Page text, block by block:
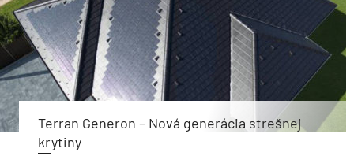
Terran Generon – Nová generácia strešnej
krytiny